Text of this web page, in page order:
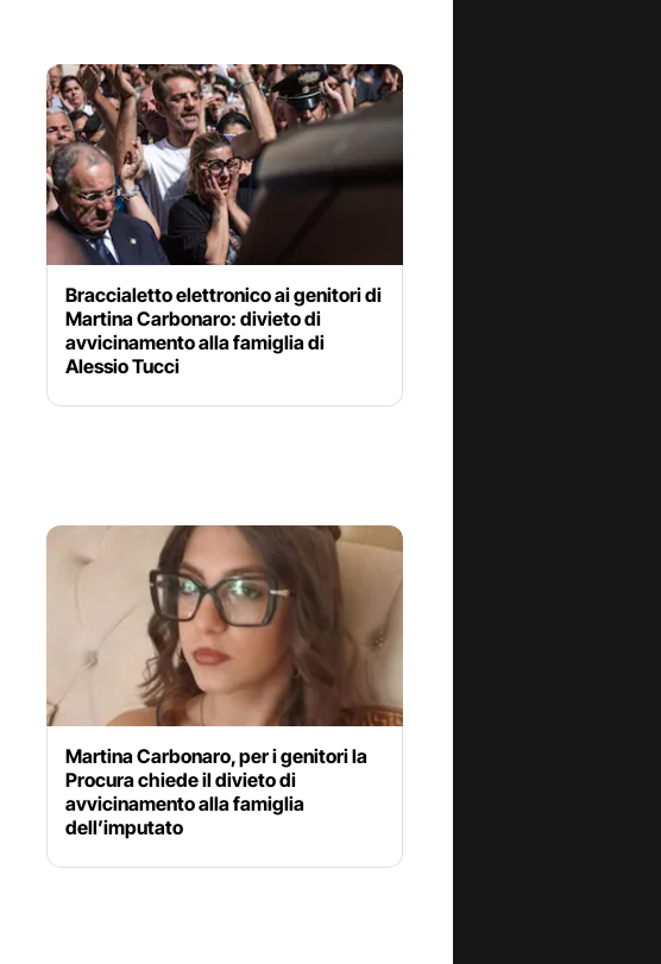
Braccialetto elettronico ai genitori di
Martina Carbonaro: divieto di
avvicinamento alla famiglia di
Alessio Tucci
Martina Carbonaro, per i genitori la
Procura chiede il divieto di
avvicinamento alla famiglia
dell’imputato